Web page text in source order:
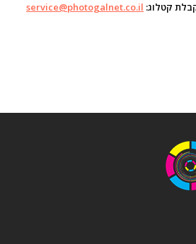
קטלוג: service@photogalnet.co.il